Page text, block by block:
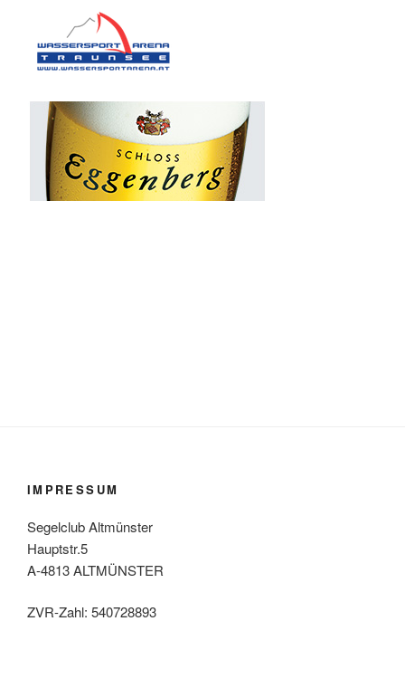
IMPRESSUM
Segelclub Altmünster
Hauptstr.5
A-4813 ALTMÜNSTER
ZVR-Zahl: 540728893